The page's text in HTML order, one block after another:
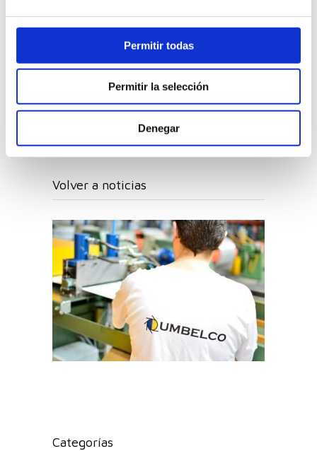
Permitir todas
Permitir la selección
Denegar
Volver a noticias
Categorías